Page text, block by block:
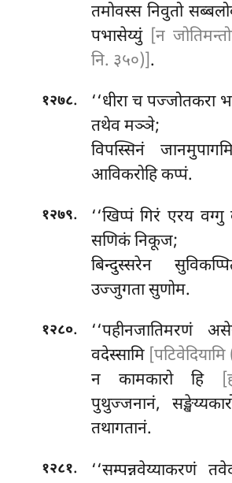
तमोवस्स निवुतो
पभासेय्युं [न
नि. ३५०)].
१२७८.
‘‘धीरा च पज्जोतकरा
तथेव मञ्ञे;
विपस्सिनं
आविकरोहि कप्पं.
१२७९.
‘‘खिप्पं गिरं एरय
सणिकं निकूज;
बिन्दुस्सरेन
उज्जुगता सुणोम.
१२८०. ‘‘पहीनजातिमरणं
वदेस्सामि
न कामकारो हि
पुथुज्जनानं,
तथागतानं.
१२८१.
‘‘सम्पन्नवेय्याकरणं